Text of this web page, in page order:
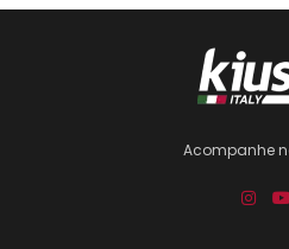
Acompanhe